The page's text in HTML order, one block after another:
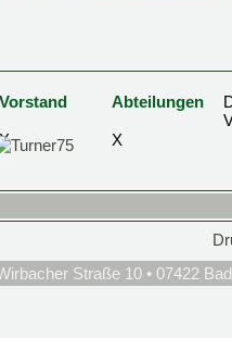
Vorstand Abteilungen
X X
Straße 10 • 07422